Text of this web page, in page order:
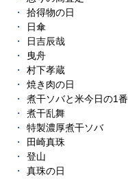
拾得物の日
日傘
日吉辰哉
曳舟
村下孝蔵
焼き肉の日
煮干ソバと米今日の1番
煮干乱舞
特製濃厚煮干ソバ
田崎真珠
登山
真珠の日